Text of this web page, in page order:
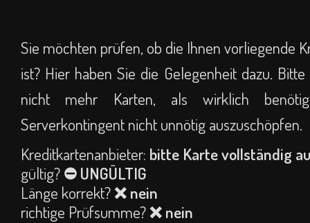
Sie möchten prüfen, ob die Ihnen vorliegende
ist? Hier haben Sie die Gelegenheit dazu.
nicht mehr Karten, als wirklich
Serverkontingent nicht unnötig auszuschöpfen.
Kreditkartenanbieter: bitte Karte vollständig
gültig? ⛔ UNGÜLTIG
Länge korrekt?❌ nein
richtige Prüfsumme?❌ nein